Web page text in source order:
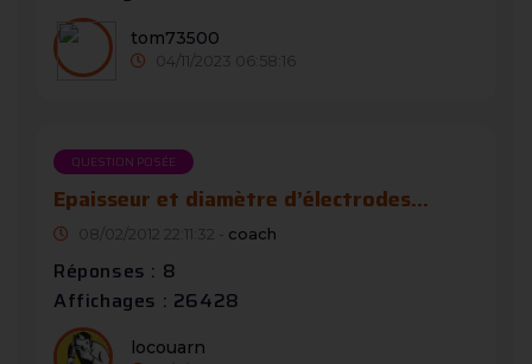
tom73500
04/11/2023 06:58:16
QUESTION POSÉE
Epaisseur et diamètre d’électrodes...
08/02/2012 22:11:32 - coach
Réponses : 8
Affichages : 26428
locouarn